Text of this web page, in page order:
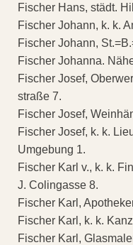
Fischer Hans, städt.
Fischer Johann, k. k.
Fischer Johann,
Fischer Johanna.
Fischer Josef,
straße 7.
Fischer Josef,
Fischer Josef, k. k.
Umgebung 1.
Fischer Karl v., k. k.
J. Colingasse 8.
Fischer Karl,
Fischer Karl, k. k.
Fischer Karl,